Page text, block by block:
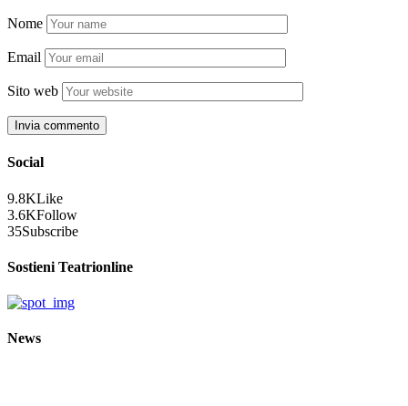
Nome
Email
Sito web
Social
9.8KLike
3.6KFollow
35Subscribe
Sostieni Teatrionline
News